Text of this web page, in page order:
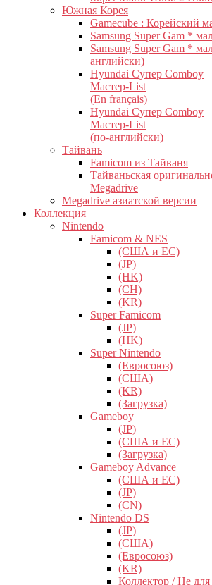
Южная Корея
Gamecube : Корейский
Samsung Super Gam *
Samsung Super Gam *
английски)
Hyundai Супер Comboy
Мастер-List
(En français)
Hyundai Супер Comboy
Мастер-List
(по-английски)
Тайвань
Famicom из Тайваня
Тайваньская
Megadrive
Megadrive азиатской версии
Коллекция
Nintendo
Famicom & NES
(США и ЕС)
(JP)
(HK)
(CH)
(KR)
Super Famicom
(JP)
(HK)
Super Nintendo
(Евросоюз)
(США)
(KR)
(Загрузка)
Gameboy
(JP)
(США и ЕС)
(Загрузка)
Gameboy Advance
(США и ЕС)
(JP)
(CN)
Nintendo DS
(JP)
(США)
(Евросоюз)
(KR)
Коллектор / Не